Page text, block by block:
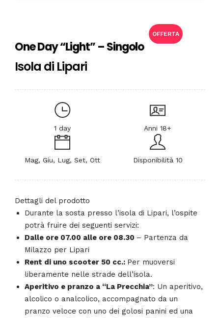
One Day “Light” – Singolo
OFFERTA
Isola di Lipari
1 day Anni 18+
Mag, Giu, Lug, Set, Ott Disponibilità 10
Dettagli del prodotto
Durante la sosta presso l’isola di Lipari, l’ospite
potrà fruire dei seguenti servizi:
Dalle ore 07.00 alle ore 08.30 – Partenza da
Milazzo per Lipari
Rent di uno scooter 50 cc.: Per muoversi
liberamente nelle strade dell’isola.
Aperitivo e pranzo a “La Precchia”: Un aperitivo,
alcolico o analcolico, accompagnato da un
pranzo veloce con uno dei golosi panini ed una